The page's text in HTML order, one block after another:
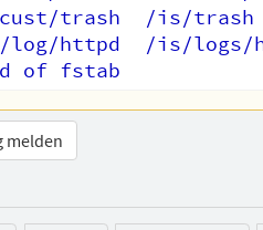
trash  /is/trash
log/httpd  /is/logs/
melden